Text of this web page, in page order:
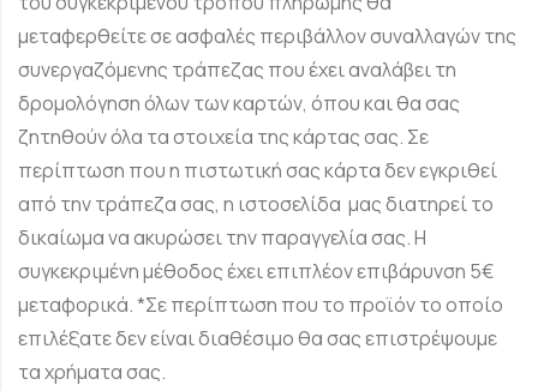
μεταφερθείτε σε ασφαλές περιβάλλον συναλλαγών της
συνεργαζόμενης τράπεζας που έχει αναλάβει τη
δρομολόγηση όλων των καρτών, όπoυ και θα σας
ζητηθούν όλα τα στοιχεία της κάρτας σας. Σε
περίπτωση που η πιστωτική σας κάρτα δεν εγκριθεί
από την τράπεζα σας, η ιστοσελίδα μας διατηρεί το
δικαίωμα να ακυρώσει την παραγγελία σας. Η
συγκεκριμένη μέθοδος έχει επιπλέον επιβάρυνση 5€
μεταφορικά. *Σε περίπτωση που το προϊόν το οποίο
επιλέξατε δεν είναι διαθέσιμο θα σας επιστρέψουμε
τα χρήματα σας.